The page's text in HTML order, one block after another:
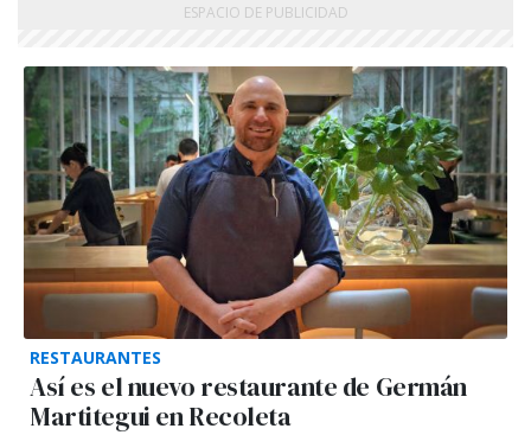
RESTAURANTES
Así es el nuevo restaurante de Germán
Martitegui en Recoleta